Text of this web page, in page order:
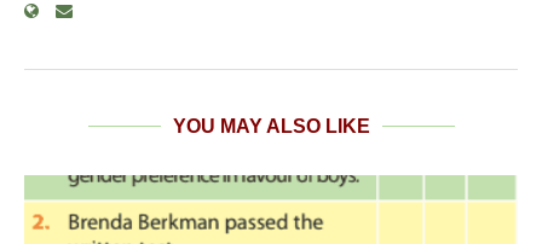
YOU MAY ALSO LIKE